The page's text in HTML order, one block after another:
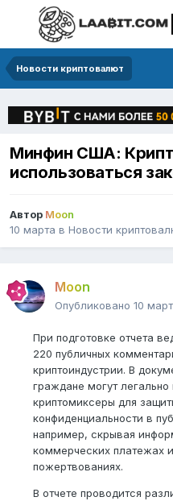
Новости криптовалют
Минфин США:
использоваться
Автор Moon
10 марта в Новости
Moon
Опубликовано 10
При подготовке отчета
220 публичных
криптоиндустрии. В
граждане могут легально
криптомиксеры для
конфиденциальности в
например, скрывая
коммерческих платежах
пожертвованиях.
В отчете проводится